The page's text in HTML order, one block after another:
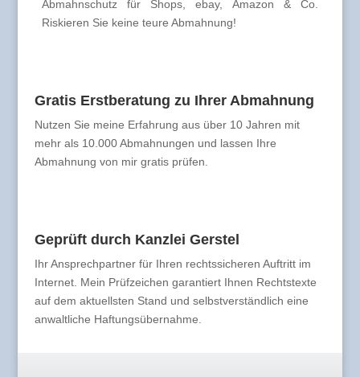
Abmahnschutz für Shops, ebay, Amazon & Co.
Riskieren Sie keine teure Abmahnung!
Gratis Erstberatung zu Ihrer Abmahnung
Nutzen Sie meine Erfahrung aus über 10 Jahren mit
mehr als 10.000 Abmahnungen und lassen Ihre
Abmahnung von mir gratis prüfen.
Geprüft durch Kanzlei Gerstel
Ihr Ansprechpartner für Ihren rechtssicheren Auftritt im
Internet. Mein Prüfzeichen garantiert Ihnen Rechtstexte
auf dem aktuellsten Stand und selbstverständlich eine
anwaltliche Haftungsübernahme.